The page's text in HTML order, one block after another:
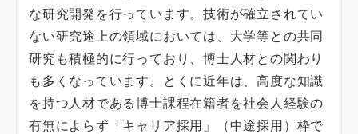
な研究開発を行っています。技術が確立されてい
ない研究途上の領域においては、大学等との共同
研究も積極的に行っており、博士人材との関わり
も多くなっています。とくに近年は、高度な知識
を持つ人材である博士課程在籍者を社会人経験の
有無によらず「キャリア採用」（中途採用）枠で